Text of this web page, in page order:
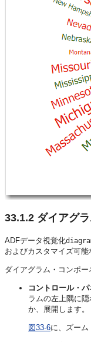
33.1.2 ダイアグ
ADFデータ視覚化
およびカスタマイズ可
ダイアグラム・コンポ
コントロール・
ラムの左上隅に隠
か、展開します。
図33-6に、ズー